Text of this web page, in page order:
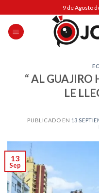
to
content
9 de Agosto
“ AL GUAJIRO
LE
PUBLICADO EN 13
13
Sep